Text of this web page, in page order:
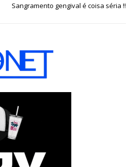
Sangramento gengival é coisa séria !!